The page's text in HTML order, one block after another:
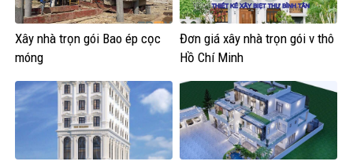
Xây nhà trọn gói Bao ép cọc
móng
Đơn giá xây nhà trọn gói v thô
Hồ Chí Minh